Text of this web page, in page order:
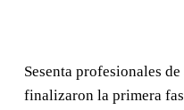
Sesenta profesionales
finalizaron la primera